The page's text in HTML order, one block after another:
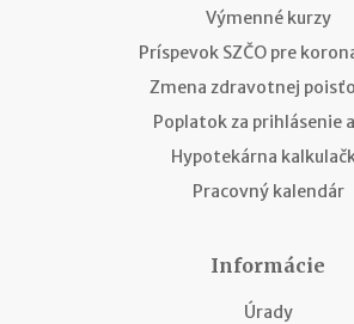
Výmenné kurzy
Príspevok SZČO pre
Zmena zdravotnej
Poplatok za prihlásenie
Hypotekárna
Pracovný kalendár
Informácie
Úrady